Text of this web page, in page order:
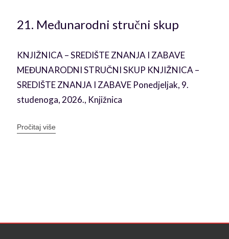
21. Međunarodni stručni skup
KNJIŽNICA – SREDIŠTE ZNANJA I ZABAVE
MEĐUNARODNI STRUČNI SKUP KNJIŽNICA –
SREDIŠTE ZNANJA I ZABAVE Ponedjeljak, 9.
studenoga, 2026., Knjižnica
Pročitaj više